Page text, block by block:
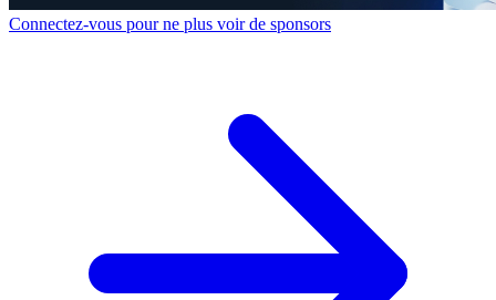
Connectez-vous pour ne plus voir de sponsors